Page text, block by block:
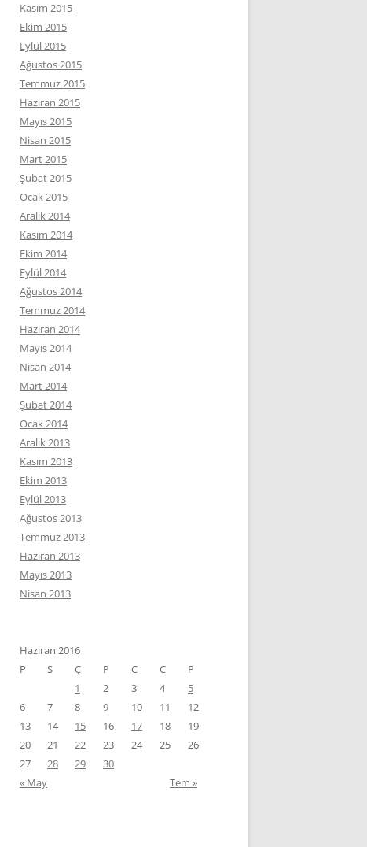
Kasım 2015
Ekim 2015
Eylül 2015
Ağustos 2015
Temmuz 2015
Haziran 2015
Mayıs 2015
Nisan 2015
Mart 2015
Şubat 2015
Ocak 2015
Aralık 2014
Kasım 2014
Ekim 2014
Eylül 2014
Ağustos 2014
Temmuz 2014
Haziran 2014
Mayıs 2014
Nisan 2014
Mart 2014
Şubat 2014
Ocak 2014
Aralık 2013
Kasım 2013
Ekim 2013
Eylül 2013
Ağustos 2013
Temmuz 2013
Haziran 2013
Mayıs 2013
Nisan 2013
Haziran 2016
P
S Ç P C C
P
1
2 3 4
5
6
7 8 9 10 11
12
13
14 15 16 17 18
19
20
21 22 23 24 25
26
27
28 29
30
« May
Tem »